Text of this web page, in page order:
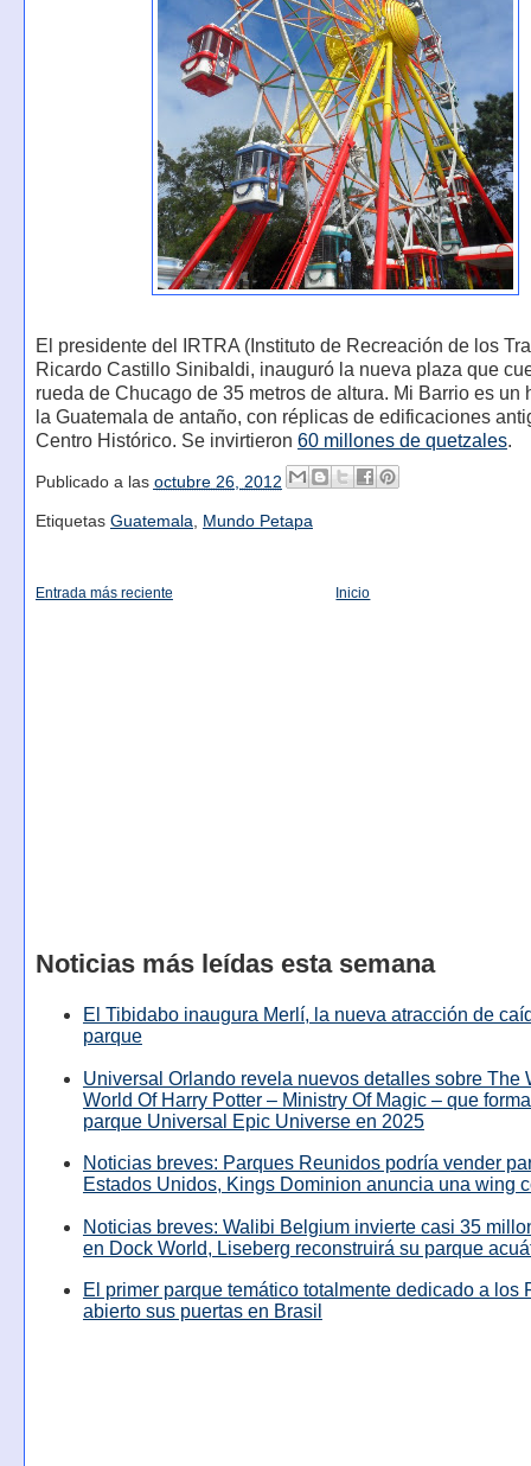
El presidente del IRTRA (Instituto de Recreación de los
Ricardo Castillo Sinibaldi, inauguró la nueva plaza que
rueda de Chucago de 35 metros de altura. Mi Barrio es un
la Guatemala de antaño, con réplicas de edificaciones
Centro Histórico. Se invirtieron 60 millones de quetzales.
Publicado a las octubre 26, 2012
Etiquetas Guatemala Mundo Petapa
Entrada más reciente Inicio
Noticias más leídas esta semana
El Tibidabo inaugura Merlí, la nueva atracción de
parque
Universal Orlando revela nuevos detalles sobre The
World Of Harry Potter – Ministry Of Magic – que
parque Universal Epic Universe en 2025
Noticias breves: Parques Reunidos podría vender
Estados Unidos, Kings Dominion anuncia una wing
Noticias breves: Walibi Belgium invierte casi 35
en Dock World, Liseberg reconstruirá su parque
El primer parque temático totalmente dedicado a los
abierto sus puertas en Brasil